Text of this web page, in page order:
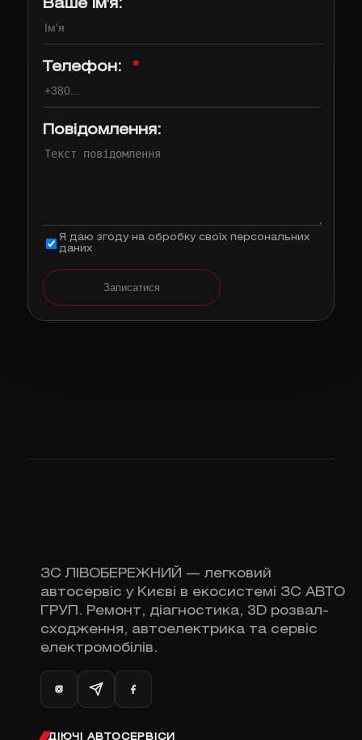
Ваше ім'я:
Телефон: *
Повідомлення:
Я даю згоду на обробку своїх персональних
даних
Записатися
ЗС ЛІВОБЕРЕЖНИЙ — легковий
автосервіс у Києві в екосистемі ЗС АВТО
ГРУП. Ремонт, діагностика, 3D розвал-
сходження, автоелектрика та сервіс
електромобілів.
ДІЮЧІ АВТОСЕРВІСИ